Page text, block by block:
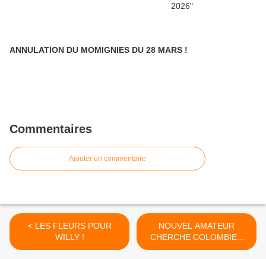
ANNULATION DU MOMIGNIES DU 28 MARS !
Commentaires
Ajouter un commentaire
< LES FLEURS POUR
WILLY !
NOUVEL AMATEUR
CHERCHE COLOMBIER
(New) ! >